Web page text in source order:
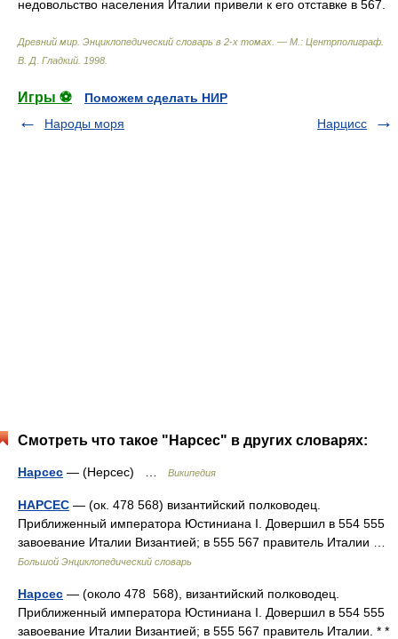
недовольство населения Италии привели к его отставке в 567.
Древний мир. Энциклопедический словарь в 2-х томах. — М.: Центрполиграф
В. Д. Гладкий 1998
Игры ⚽
Поможем сделать НИР
Народы моря
Нарцисс
Смотреть что такое "Нарсес" в других словарях:
Нарсес — (Нерсес) … Википедия
НАРСЕС — (ок. 478 568) византийский полководец.
Приближенный императора Юстиниана I. Довершил в 554 555
завоевание Италии Византией; в 555 567 правитель Италии …
Большой Энциклопедический словарь
Нарсес — (около 478 568), византийский полководец.
Приближенный императора Юстиниана I. Довершил в 554 555
завоевание Италии Византией; в 555 567 правитель Италии. * *